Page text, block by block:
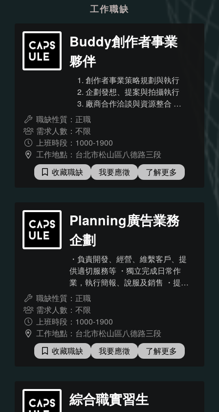
工作職缺
Buddy創作者事業
夥伴
1. 創作者事業策略規劃與執行
2. 企劃發想、提案與拍攝執行
3. 廠商合作洽談與資源整合 4.
創作者團隊管理、溝通 5. 其他
主管交辦工作事項
職缺性質：正職
需求人數：不限
上班時段：1000-1900
工作地點：台北市松山區八德路三段
收藏職缺
我要應徵 了解更多
Planning廣告業務
企劃
・負責開發、經營、維繫客戶、提
供適切服務等 ・獨立完成日常作
業，執行簡報、說服及銷售 ・提供
客戶內容行銷方案並統籌執行 ・其
他主管交辦事項
職缺性質：正職
需求人數：不限
上班時段：1000-1900
工作地點：台北市松山區八德路三段
收藏職缺
我要應徵 了解更多
綜合職實習生